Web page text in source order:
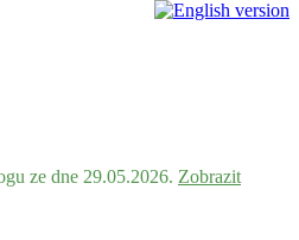
ze dne 29.05.2026. Zobrazit